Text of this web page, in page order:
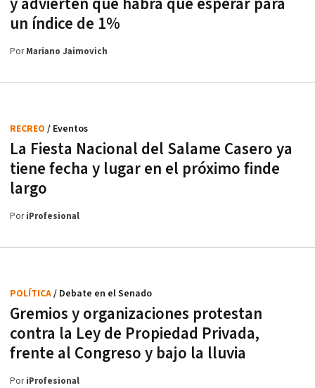
un índice de 1%
PorMariano Jaimovich
La Fiesta Nacional del Salame Casero ya
tiene fecha y lugar en el próximo finde
largo
RECREO / Eventos
PoriProfesional
Gremios y organizaciones protestan
contra la Ley de Propiedad Privada,
frente al Congreso y bajo la lluvia
POLÍTICA/ Debate en el Senado
PoriProfesional